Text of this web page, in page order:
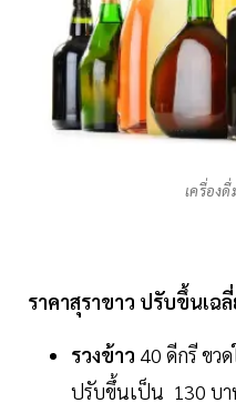
เครื่อง
ราคาสุราขาว ปรับขึ้นเฉ
รวงข้าว 40 ดีกรี ขว
ปรับขึ้นเป็น 130 บ